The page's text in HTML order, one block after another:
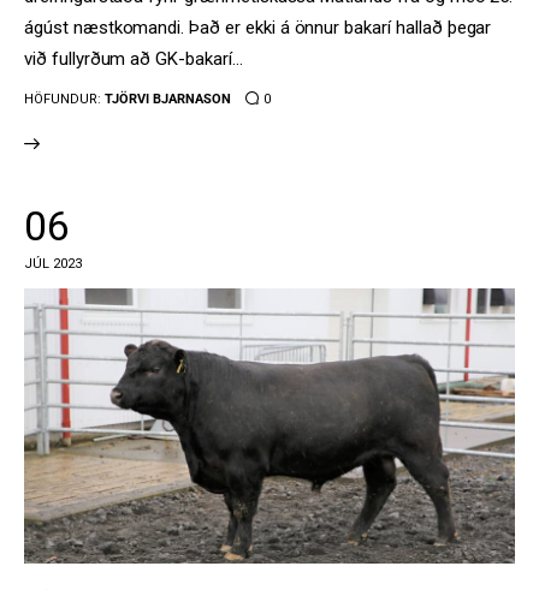
ágúst næstkomandi. Það er ekki á önnur bakarí hallað þegar
við fullyrðum að GK-bakarí…
HÖFUNDUR: TJÖRVI BJARNASON 0
06
JÚL 2023